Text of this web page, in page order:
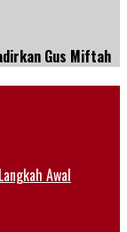
Gus Miftah
Awal